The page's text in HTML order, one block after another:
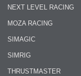
NEXT LEVEL RACING
MOZA RACING
SIMAGIC
SIMRIG
THRUSTMASTER